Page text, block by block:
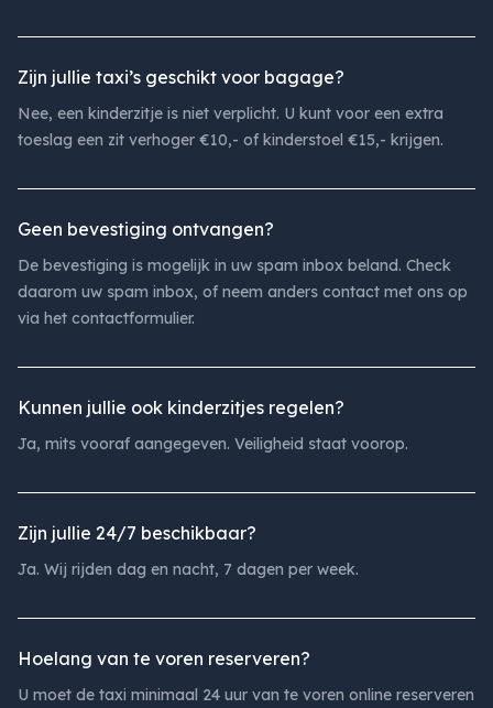
Zijn jullie taxi’s geschikt voor bagage?
Nee, een kinderzitje is niet verplicht. U kunt voor een extra
toeslag een zit verhoger €10,- of kinderstoel €15,- krijgen.
Geen bevestiging ontvangen?
De bevestiging is mogelijk in uw spam inbox beland. Check
daarom uw spam inbox, of neem anders contact met ons op
via het contactformulier.
Kunnen jullie ook kinderzitjes regelen?
Ja, mits vooraf aangegeven. Veiligheid staat voorop.
Zijn jullie 24/7 beschikbaar?
Ja. Wij rijden dag en nacht, 7 dagen per week.
Hoelang van te voren reserveren?
U moet de taxi minimaal 24 uur van te voren online reserveren